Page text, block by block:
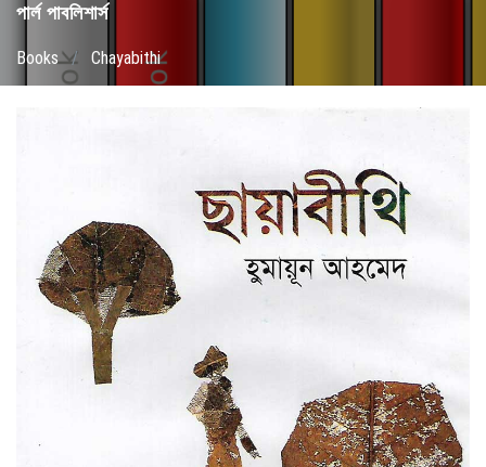
পার্ল পাবলিশার্স
Books / Chayabithi